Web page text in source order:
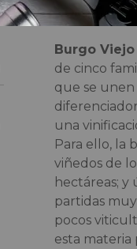
Burgo Viejo
de cinco
que se unen
una
Para ello, la
viñedos de
hectáreas;
partidas
pocos
esta materia